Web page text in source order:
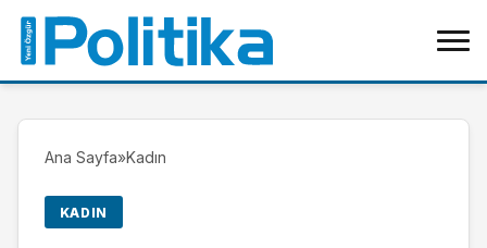
Ana Sayfa»Kadın
KADIN